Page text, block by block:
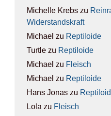
Michelle Krebs zu
Wider­stands­kraft
Michael zu Rep­ti­lo­ide
Turtle zu Rep­ti­lo­ide
Michael zu Fleisch
Michael zu Rep­ti­lo­ide
Hans Jonas zu
Lola zu Fleisch